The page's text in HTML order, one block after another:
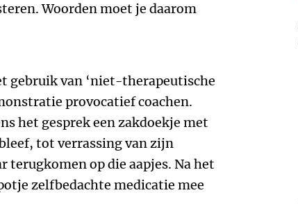
Woorden moet je daarom
gebruik van ‘niet-therapeutische
provocatief coachen.
het gesprek een zakdoekje met
tot verrassing van zijn
terugkomen op die aapjes. Na het
zelfbedachte medicatie mee